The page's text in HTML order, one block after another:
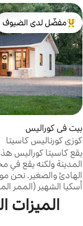
من أبرز البيوت
مفضّل لدى الضيوف
بيت في كوراليس
كوزي كورناليس كاسيتا
يقع كاسيتا كوراليس
المدينة ولكنه يقع في
الهادئ والصغير. نحن
أسكيا الشهير (الممر
المشي/ركوب الدراجة
والحانات ومصانع
وريو غراندي بوسكي
الميزات